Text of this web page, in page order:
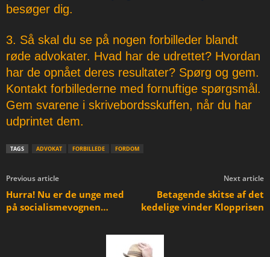
besøger dig.
3. Så skal du se på nogen forbilleder blandt
røde advokater. Hvad har de udrettet? Hvordan
har de opnået deres resultater? Spørg og gem.
Kontakt forbillederne med fornuftige spørgsmål.
Gem svarene i skrivebordsskuffen, når du har
udprintet dem.
TAGS ADVOKAT FORBILLEDE FORDOM
Previous article
Hurra! Nu er de unge med
på socialismevognen…
Next article
Betagende skitse af det
kedelige vinder Klopprisen